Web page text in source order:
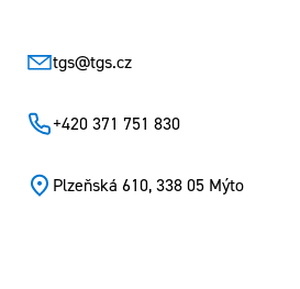
tgs@tgs.cz
+420 371 751 830
Plzeňská 610, 338 05 Mýto